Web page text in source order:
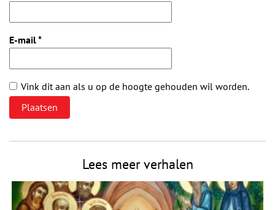
E-mail*
Vink dit aan als u op de hoogte gehouden wil worden.
Lees meer verhalen